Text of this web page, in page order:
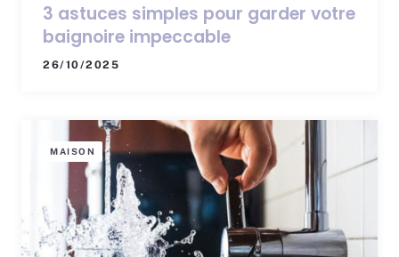
3 astuces simples pour garder votre
baignoire impeccable
26/10/2025
MAISON